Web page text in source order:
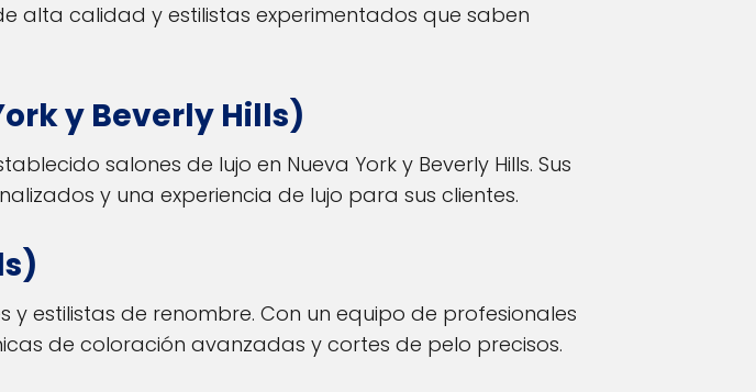
alta calidad y estilistas experimentados que saben
y Beverly Hills)
salones de lujo en Nueva York y Beverly Hills. Sus
y una experiencia de lujo para sus clientes.
y estilistas de renombre. Con un equipo de profesionales
de coloración avanzadas y cortes de pelo precisos.